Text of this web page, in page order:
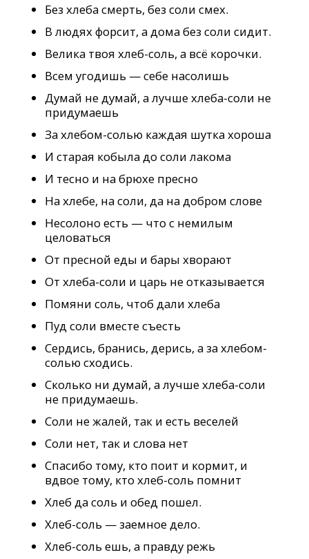
Без хлеба смерть, без соли смех.
В людях форсит, а дома без соли сидит.
Велика твоя хлеб-соль, а всё корочки.
Всем угодишь — себе насолишь
Думай не думай, а лучше хлеба-соли не
придумаешь
За хлебом-солью каждая шутка хороша
И старая кобыла до соли лакома
И тесно и на брюхе пресно
На хлебе, на соли, да на добром слове
Несолоно есть — что с немилым
целоваться
От пресной еды и бары хворают
От хлеба-соли и царь не отказывается
Помяни соль, чтоб дали хлеба
Пуд соли вместе съесть
Сердись, бранись, дерись, а за хлебом-
солью сходись.
Сколько ни думай, а лучше хлеба-соли
не придумаешь.
Соли не жалей, так и есть веселей
Соли нет, так и слова нет
Спасибо тому, кто поит и кормит, и
вдвое тому, кто хлеб-соль помнит
Хлеб да соль и обед пошел.
Хлеб-соль — заемное дело.
Хлеб-соль ешь, а правду режь